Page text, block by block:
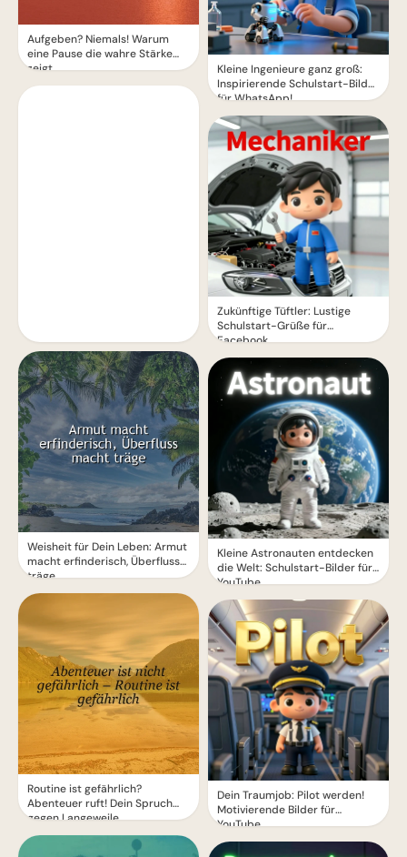
Aufgeben? Niemals! Warum
eine Pause die wahre Stärke
zeigt.
Weisheit für Dein Leben: Armut
macht erfinderisch, Überfluss
träge
Routine ist gefährlich?
Abenteuer ruft! Dein Spruch
gegen Langeweile.
Kleine Ingenieure ganz groß:
Inspirierende Schulstart-Bilder
für WhatsApp!
Zukünftige Tüftler: Lustige
Schulstart-Grüße für
Facebook
Kleine Astronauten entdecken
die Welt: Schulstart-Bilder für
YouTube
Dein Traumjob: Pilot werden!
Motivierende Bilder für
YouTube